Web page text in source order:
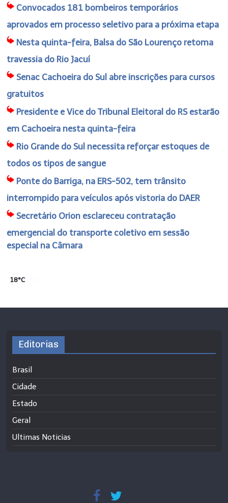
Convocados 181 bombeiros temporários
aprovados em processo seletivo para a próxima etapa
Nesta quinta-feira, Balsa do São Lourenço retoma
travessia do Rio Jacuí
Senac Cachoeira do Sul abre inscrições para cursos
gratuitos
Presidente e Vice do Tribunal Eleitoral do RS estarão
em Cachoeira nesta quinta-feira
Rio Grande do Sul necessita reforçar estoques de
todos os tipos de sangue
Ponte do Barriga, na ERS-502, tem trânsito
interrompido para veículos após vistoria do DAER
Secretário Orion esclareceu contratação
emergencial do transporte coletivo em sessão
especial na Câmara
18°C
Editorias
Brasil
Cidade
Estado
Geral
Ultimas Noticias